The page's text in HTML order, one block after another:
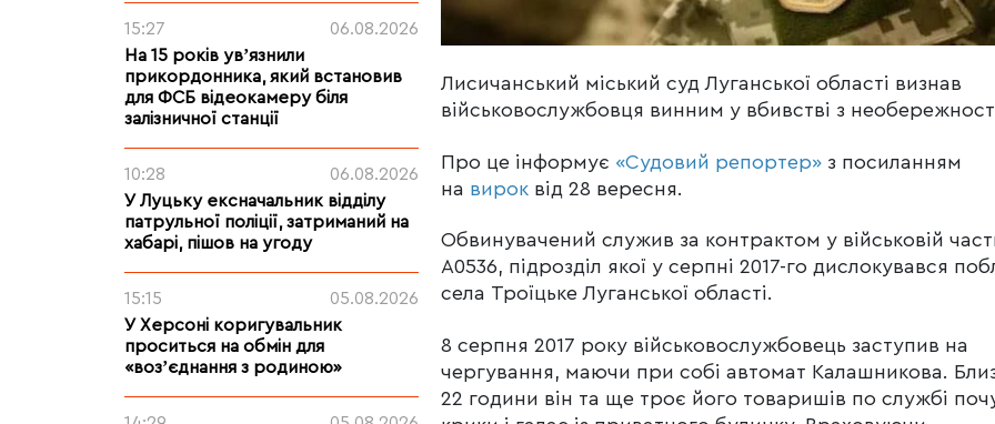
15:27
06.08.2026
На 15 років увʼязнили
прикордонника, який встановив
для ФСБ відеокамеру біля
залізничної станції
10:28
06.08.2026
У Луцьку ексначальник відділу
патрульної поліції, затриманий на
хабарі, пішов на угоду
15:15
05.08.2026
У Херсоні коригувальник
проситься на обмін для
«возʼєднання з родиною»
Лисичанський міський суд Луганської області визнав
військовослужбовця винним у вбивстві з
Про це інформує «Судовий репортер» з посиланням
на вирок від 28 вересня.
Обвинувачений служив за контрактом у військовій
А0536, підрозділ якої у серпні 2017-го дислокувався
села Троїцьке Луганської області.
8 серпня 2017 року військовослужбовець заступив на
чергування, маючи при собі автомат Калашникова.
22 години він та ще троє його товаришів по службі